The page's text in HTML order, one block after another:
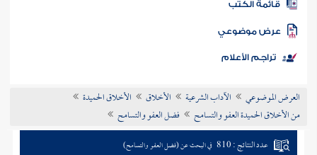
المكتبة
الكتب
موضوعي
تراجم الأعلام
العرض الموضوعي الآداب الشرعية الأخلاق
الأخلاق الحميدة
من الأخلاق الحميدة العفو والتسامح
فضل العفو والتسامح
عدد النتائج : 810 في البحث عن (فضل العفو والتسامح)